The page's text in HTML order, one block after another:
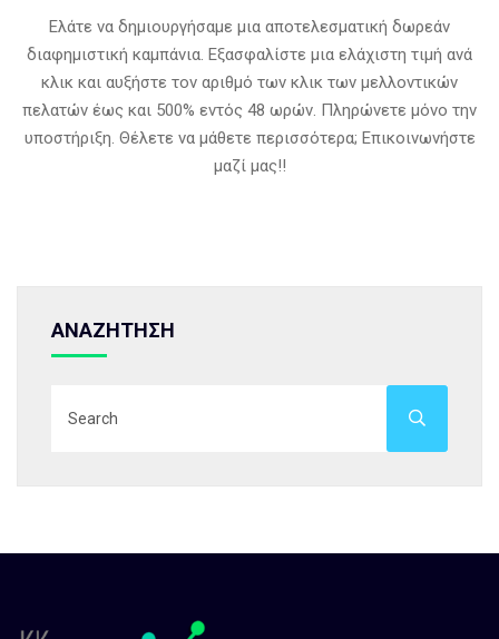
Ελάτε να δημιουργήσαμε μια αποτελεσματική δωρεάν
διαφημιστική καμπάνια. Εξασφαλίστε μια ελάχιστη τιμή ανά
κλικ και αυξήστε τον αριθμό των κλικ των μελλοντικών
πελατών έως και 500% εντός 48 ωρών. Πληρώνετε μόνο την
υποστήριξη. Θέλετε να μάθετε περισσότερα; Επικοινωνήστε
μαζί μας!!
ΑΝΑΖΗΤΗΣΗ